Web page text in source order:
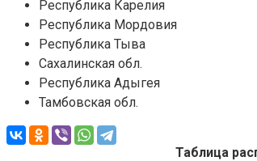
Республика Карелия
Республика Мордовия
Республика Тыва
Сахалинская обл.
Республика Адыгея
Тамбовская обл.
Таблица